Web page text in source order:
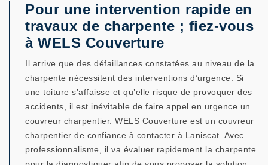
Pour une intervention rapide en
travaux de charpente ; fiez-vous
à WELS Couverture
Il arrive que des défaillances constatées au niveau de la
charpente nécessitent des interventions d’urgence. Si
une toiture s’affaisse et qu’elle risque de provoquer des
accidents, il est inévitable de faire appel en urgence un
couvreur charpentier. WELS Couverture est un couvreur
charpentier de confiance à contacter à Laniscat. Avec
professionnalisme, il va évaluer rapidement la charpente